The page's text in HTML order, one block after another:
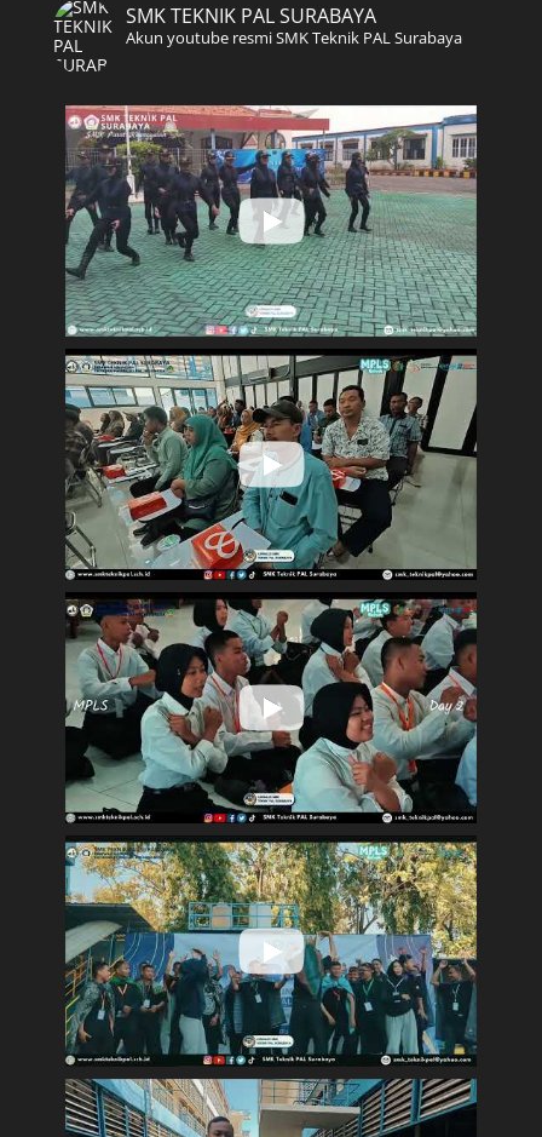
SMK TEKNIK PAL SURABAYA
Akun youtube resmi SMK Teknik PAL Surabaya